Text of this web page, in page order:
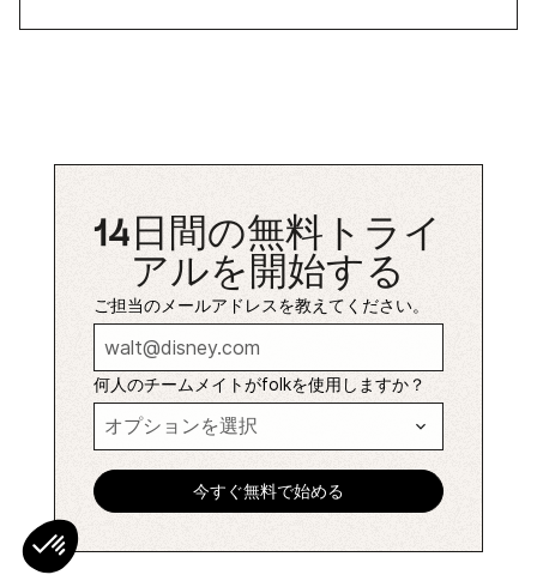
14日間の無料トライ
アルを開始する
ご担当のメールアドレスを教えてください。
何人のチームメイトがfolkを使用しますか？